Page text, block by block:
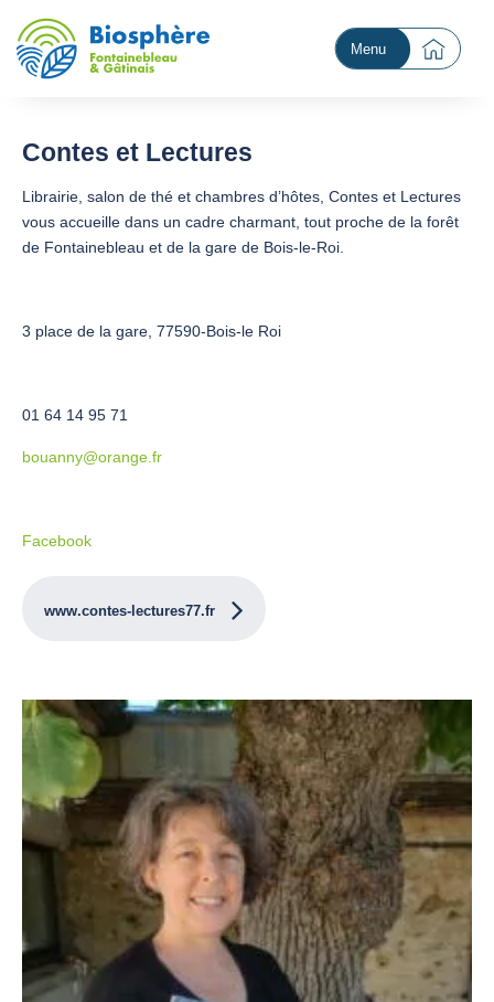
Menu
Contes et Lectures
Librairie, salon de thé et chambres d’hôtes, Contes et Lectures
vous accueille dans un cadre charmant, tout proche de la forêt
de Fontainebleau et de la gare de Bois-le-Roi.
3 place de la gare, 77590-Bois-le Roi
01 64 14 95 71
bouanny@orange.fr
Facebook
www.contes-lectures77.fr